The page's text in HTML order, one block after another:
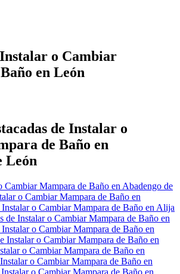
o Cambiar
en León
de Instalar o
de Baño en
León
Cambiar Mampara de Baño en Abadengo de
o Cambiar Mampara de Baño en
Instalar o Cambiar Mampara de Baño en Alija
de Instalar o Cambiar Mampara de Baño en
Instalar o Cambiar Mampara de Baño en
Instalar o Cambiar Mampara de Baño en
o Cambiar Mampara de Baño en
o Cambiar Mampara de Baño en